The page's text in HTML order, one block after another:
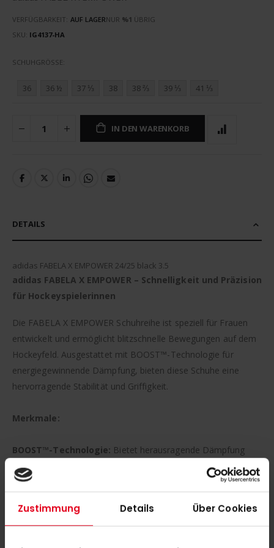
Zustimmung Details Über Cookies
VERFÜGBARKEIT: AUF LAGERNUR %1 ÜBRIG
SKU IG4137-HA
SCHUHGRÖSSE
36 36 ½ 37 ⅓ 38 38 ⅔ 39 ⅓ 41 ⅓
IN DEN WARENKORB
DETAILS
adidas FABELA X EMPOWER 24/25 black 3.5
adidas FABELA X EMPOWER – Schnelligkeit und Präzision
für Hockeyspielerinnen
Die FABELA X EMPOWER Schuhreihe ist speziell für Frauen
entwickelt und ermöglicht blitzschnelle Bewegungen auf dem
Hockeyfeld. Ausgestattet mit BOOST™-Technologie für
energiegewinnende Dämpfung, bieten diese Schuhe eine
hervorragende Stabilität und Griffigkeit.
Merkmale:
BOOST™-Technologie: Bietet herausragende Dämpfung
und reaktive Energie-Rückgabe während des gesamten Spiels.
schnelle, multidirektionale Bewegungen und sorgt für
maximalen Grip.